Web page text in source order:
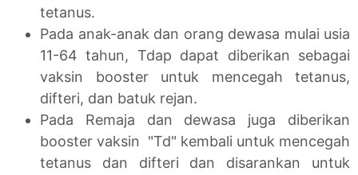
tetanus.
Pada anak-anak dan orang dewasa mulai usia
11-64 tahun, Tdap dapat diberikan sebagai
vaksin booster untuk mencegah tetanus,
difteri, dan batuk rejan.
Pada Remaja dan dewasa juga diberikan
booster vaksin "Td" kembali untuk mencegah
tetanus dan difteri dan disarankan untuk